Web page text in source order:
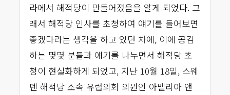
라에서 해적당이 만들어졌음을 알게 되었다. 그
래서 해적당 인사를 초청하여 얘기를 들어보면
좋겠다라는 생각을 하고 있던 차에, 이에 공감
하는 몇몇 분들과 얘기를 나누면서 해적당 초
청이 현실화하게 되었고, 지난 10월 18일, 스웨
덴 해적당 소속 유럽의회 의원인 아멜리아 앤